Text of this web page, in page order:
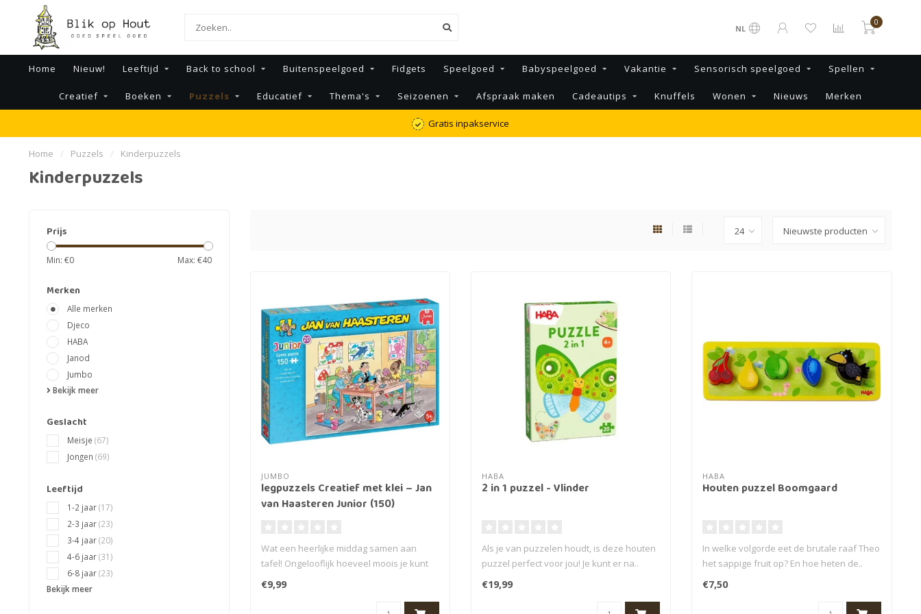
NL
0
Home Nieuw! Leeftijd Back to school Buitenspeelgoed Fidgets Speelgoed Babyspeelgoed Vakantie Sensorisch speelgoed Spellen
Creatief Boeken Puzzels Educatief Thema's Seizoenen Afspraak maken Cadeautips Knuffels Wonen Nieuws Merken
Gratis inpakservice
Home / Puzzels / Kinderpuzzels
Kinderpuzzels
Prijs
Min: €0 Max: €40
Merken
Alle merken
Djeco
HABA
Janod
Jumbo
Bekijk meer
Geslacht
Meisje (67)
Jongen (69)
Leeftijd
1-2 jaar(17)
2-3 jaar(23)
3-4 jaar(20)
4-6 jaar(31)
6-8 jaar(23)
Bekijk meer
JUMBO
legpuzzels Creatief met klei – Jan
van Haasteren Junior (150)
Wat een heerlijke middag samen aan
tafel! Ongelooflijk hoeveel moois je kunt
mak..
€9,99
HABA
2 in 1 puzzel - Vlinder
Als je van puzzelen houdt, is deze houten
puzzel perfect voor jou! Je kunt er na..
€19,99
HABA
Houten puzzel Boomgaard
In welke volgorde eet de brutale raaf Theo
het sappige fruit op? En hoe heten de..
€7,50